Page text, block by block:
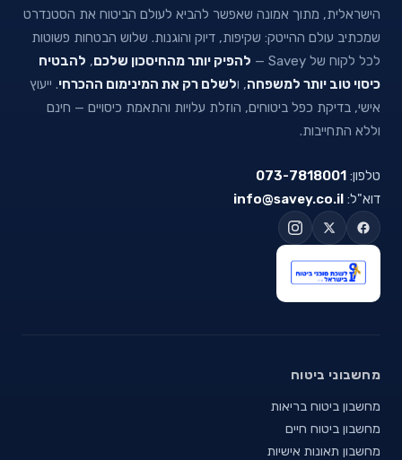
הישראלית, מתוך אמונה שאפשר להביא לעולם הביטוח את הסטנדרט
שמכתיב עולם ההייטק: שקיפות, דיוק והוגנות. שלוש הבטחות פשוטות
לכל לקוח של Savey —
להפיק יותר מהחיסכון שלכם, להבטיח
כיסוי טוב יותר למשפחה, ולשלם רק את המינימום ההכרחי. ייעוץ
אישי, בדיקת כפל ביטוחים, הוזלת עלויות והתאמת כיסויים — חינם
וללא התחייבות.
טלפון: 073-7818001
דוא"ל: info@savey.co.il
מחשבוני ביטוח
מחשבון ביטוח בריאות
מחשבון ביטוח חיים
מחשבון תאונות אישיות